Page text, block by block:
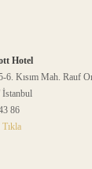
Hotel
6. Kısım Mah. Rauf
İstanbul
86